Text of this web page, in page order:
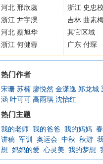
河北 邢欣蕊
浙江 尹宇淏
河北 蔡旭华
浙江 何健蓉
浙江 史忠
吉林 曲素
其它区域
广东 付琛
热门作者
宋珊 苏楠 廖悦然 金潇逸 郑龙城
涵 叶可可 高雨琪 沈怡红
热门主题
我的老师 我的爸爸 我的妈妈
讲稿 军训 奥运会 中秋 秋游
想 妈妈的爱 心灵美 我的梦想